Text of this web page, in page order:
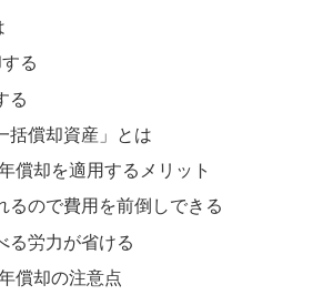
る
る
括償却資産」とは
償却を適用するメリット
るので費用を前倒しできる
る労力が省ける
償却の注意点